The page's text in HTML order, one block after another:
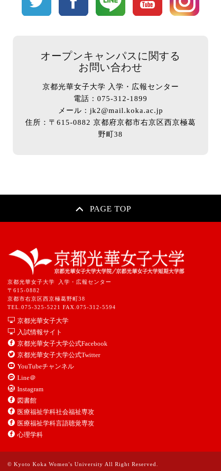
オープンキャンパスに関する
お問い合わせ
京都光華女子大学 入学・広報センター
電話：075-312-1899
メール：jk2@mail.koka.ac.jp
住所：〒615-0882 京都府京都市右京区西京極葛
野町38
PAGE TOP
京都光華女子大学 入学・広報センター
〒615-0882
京都市右京区西京極葛野町38
TEL.075-325-5221 FAX.075-312-5594
京都光華女子大学
入試情報サイト
京都光華女子大学公式Facebook
京都光華女子大学公式Twitter
YouTubeチャンネル
Line＠
Instagram
図書館
医療福祉学科社会福祉専攻
医療福祉学科言語聴覚専攻
心理学科
© Kyoto Koka Women's University All Right Reserved.